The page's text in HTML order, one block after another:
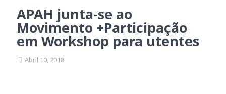
APAH junta-se ao
Movimento +Participação
em Workshop para utentes
Abril 10, 2018